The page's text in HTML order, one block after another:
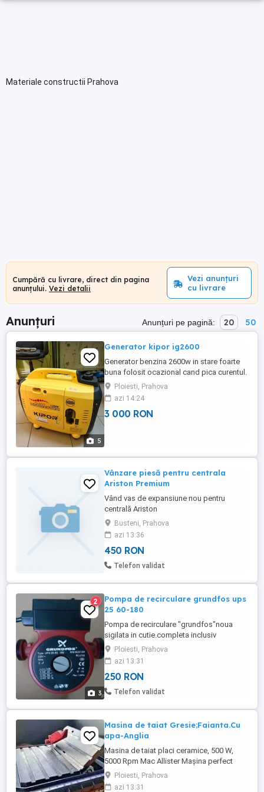
Materiale constructii Prahova
Cumpără cu livrare, direct din pagina
anunțului. Vezi detalii
Vezi anunțuri
cu livrare
Anunțuri Anunțuri pe pagină: 20 50
5
Generator kipor ig2600
Generator benzina 2600w in stare foarte
buna folosit ocazional cand pica curentul.
Il vand pentru ca mi-am montat sistem
fotovoltic cu baterie.
Ploiesti, Prahova
azi 14:24
3 000 RON
Vânzare piesă pentru centrala
Ariston Premium
Vând vas de expansiune nou pentru
centrală Ariston
Busteni, Prahova
azi 13:36
450 RON
Telefon validat
3
2
Pompa de recirculare grundfos ups
25 60-180
Pompa de recirculare "grundfos"noua
sigilata in cutie.completa inclusiv
horingurile.ideala pentru centrale
termice,panouri solare,etc.Poze Reale
DETALII!!! UPS 25- 60-180 Este o pompa
de circulatie cu rotor umed, cu Trei viteze,
conceputa primordial pentru uzul in
Ploiesti, Prahova
azi 13:31
250 RON
Telefon validat
Masina de taiat Gresie;Faianta.Cu
apa-Anglia
Masina de taiat placi ceramice, 500 W,
5000 Rpm Mac Allister Mașina perfect
funcțională, Taie gresie, faianță drept sau
la 45 grade. Mașina are rezervor de apa!
Ploiesti, Prahova
azi 13:31